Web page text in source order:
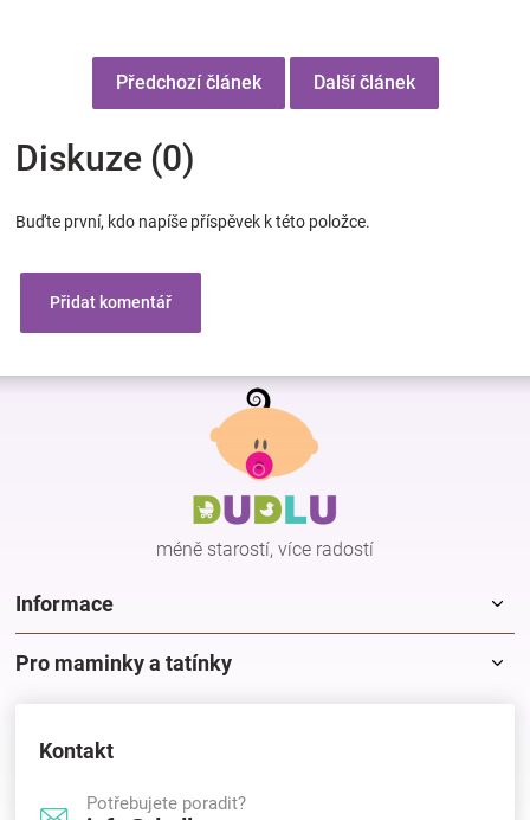
Předchozí článek Další článek
Diskuze (0)
Buďte první, kdo napíše příspěvek k této položce.
Přidat komentář
Z
méně starostí, více radostí
Informace
Pro maminky a tatínky
Kontakt
Potřebujete poradit?